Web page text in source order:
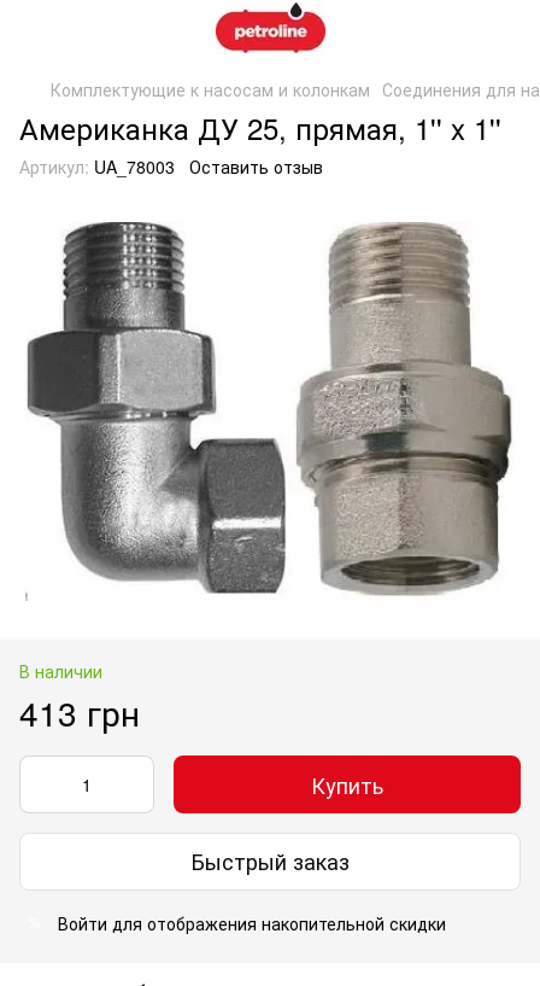
Комплектующие к насосам и колонкам Соединения для
Американка ДУ 25, прямая, 1'' x 1''
Артикул: UA_78003 Оставить отзыв
В наличии
413 грн
Купить
Быстрый заказ
Войти для отображения накопительной скидки